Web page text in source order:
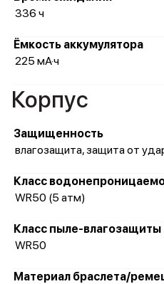
336 ч
Ёмкость аккумулятора
225 мА·ч
Корпус
Защищенность
влагозащита, защита от
Класс
WR50 (5 атм)
Класс пыле-влагозащиты
WR50
Материал браслета/